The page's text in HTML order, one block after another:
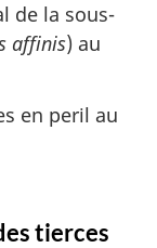
de la sous-
affinis) au
en peril au
tierces